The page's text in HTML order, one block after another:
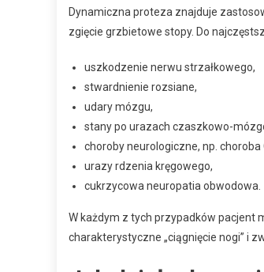
Dynamiczna proteza znajduje
zgięcie grzbietowe stopy. Do
uszkodzenie nerwu strzałkowego,
stwardnienie rozsiane,
udary mózgu,
stany po urazach czaszkowo-
choroby neurologiczne, np.
urazy rdzenia kręgowego,
cukrzycowa neuropatia obwodowa.
W każdym z tych przypadków pacjent
charakterystyczne „ciągnięcie nogi” i